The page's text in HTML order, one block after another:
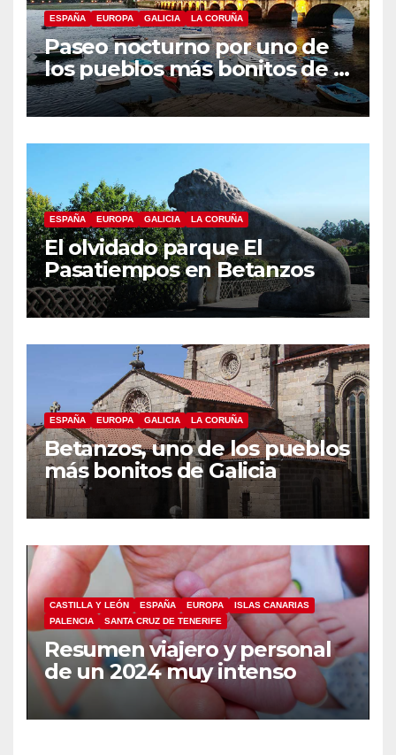
ESPAÑA EUROPA GALICIA LA CORUÑA
Paseo nocturno por uno de
los pueblos más bonitos de A
Coruña, Puentedeume
ESPAÑA EUROPA GALICIA LA CORUÑA
El olvidado parque El
Pasatiempos en Betanzos
ESPAÑA EUROPA GALICIA LA CORUÑA
Betanzos, uno de los pueblos
más bonitos de Galicia
CASTILLA Y LEÓN ESPAÑA EUROPA
ISLAS CANARIAS
PALENCIA
SANTA CRUZ DE TENERIFE
Resumen viajero y personal
de un 2024 muy intenso